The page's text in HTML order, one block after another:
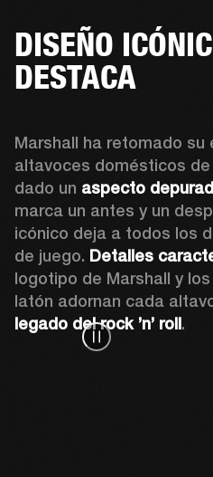
DISEÑO
DESTACA
Marshall ha retomado
altavoces domésticos
dado un aspecto
marca un antes y un
icónico deja a todos los
de juego. Detalles
logotipo de Marshall y
latón adornan cada
legado del rock ’n’ roll.